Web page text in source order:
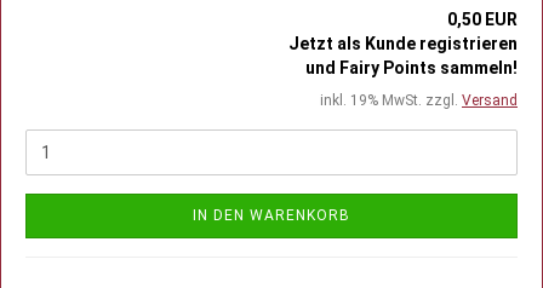
0,50 EUR
Jetzt als Kunde registrieren
und Fairy Points sammeln!
inkl. 19% MwSt. zzgl. Versand
IN DEN WARENKORB